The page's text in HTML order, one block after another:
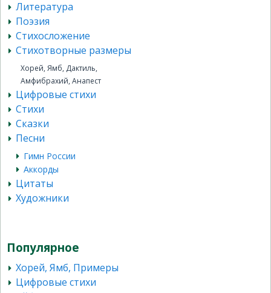
Литература
Поэзия
Стихосложение
Стихотворные размеры
Хорей, Ямб, Дактиль,
Амфибрахий, Анапест
Цифровые стихи
Стихи
Сказки
Песни
Гимн России
Аккорды
Цитаты
Художники
Популярное
Хорей, Ямб, Примеры
Цифровые стихи